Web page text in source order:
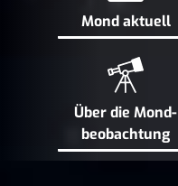
Mond aktuell
Über die Mond­
beobachtung